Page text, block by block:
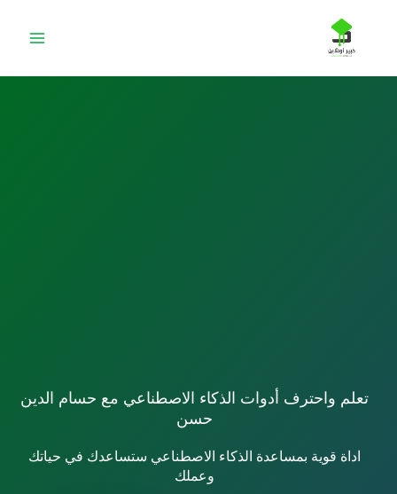
تعلم واحترف أدوات الذكاء الاصطناعي مع حسام الدين
حسن
اداة قوية بمساعدة الذكاء الاصطناعي ستساعدك في حياتك
وعملك